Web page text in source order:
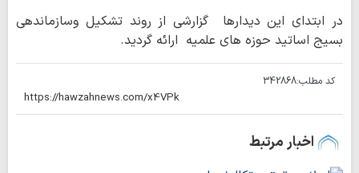
در ابتدای این دیدارها گزارشی از روند تشکیل وسازماندهی
بسیج اساتید حوزه های علمیه ارائه گردید.
کد مطلب:342868
اخبار مرتبط